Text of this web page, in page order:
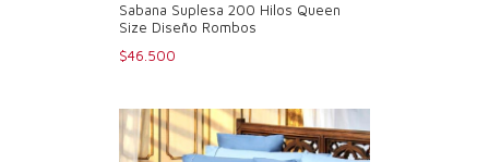
Sabana Suplesa 200 Hilos Queen
Size Diseño Rombos
$46.500